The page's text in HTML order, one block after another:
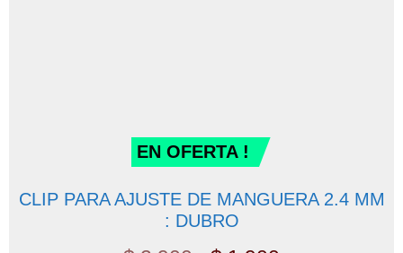
EN OFERTA !
CLIP PARA AJUSTE DE MANGUERA 2.4 MM
: DUBRO